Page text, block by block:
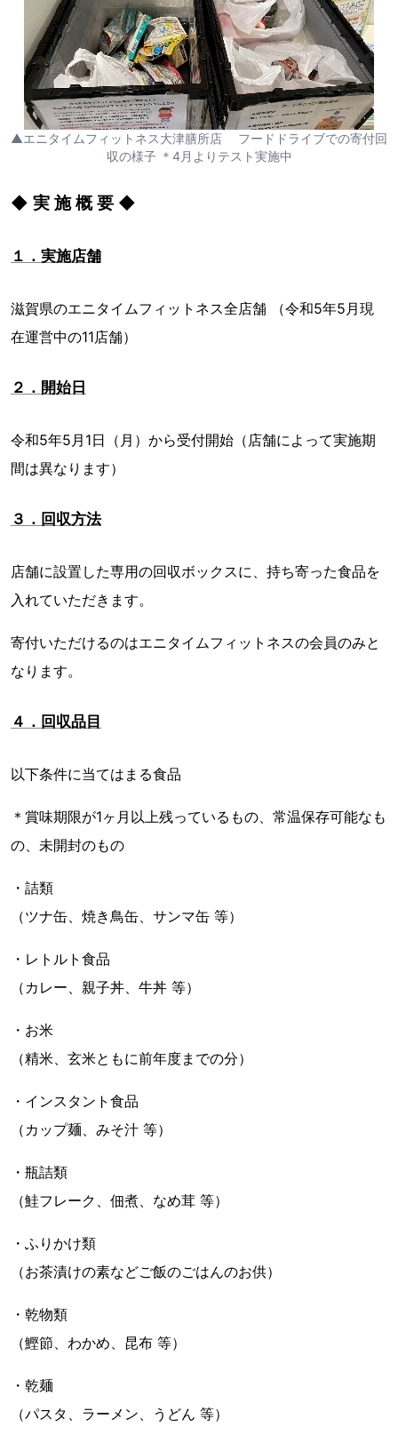
▲エニタイムフィットネス大津膳所店 フードドライブでの寄付回
収の様子 ＊4月よりテスト実施中
◆ 実 施 概 要 ◆
１．実施店舗
滋賀県のエニタイムフィットネス全店舗 （令和5年5月現
在運営中の11店舗）
２．開始日
令和5年5月1日（月）から受付開始（店舗によって実施期
間は異なります）
３．回収方法
店舗に設置した専用の回収ボックスに、持ち寄った食品を
入れていただきます。
寄付いただけるのはエニタイムフィットネスの会員のみと
なります。
４．回収品目
以下条件に当てはまる食品
＊賞味期限が1ヶ月以上残っているもの、常温保存可能なも
の、未開封のもの
・詰類
（ツナ缶、焼き鳥缶、サンマ缶 等）
・レトルト食品
（カレー、親子丼、牛丼 等）
・お米
（精米、玄米ともに前年度までの分）
・インスタント食品
（カップ麺、みそ汁 等）
・瓶詰類
（鮭フレーク、佃煮、なめ茸 等）
・ふりかけ類
（お茶漬けの素などご飯のごはんのお供）
・乾物類
（鰹節、わかめ、昆布 等）
・乾麺
（パスタ、ラーメン、うどん 等）